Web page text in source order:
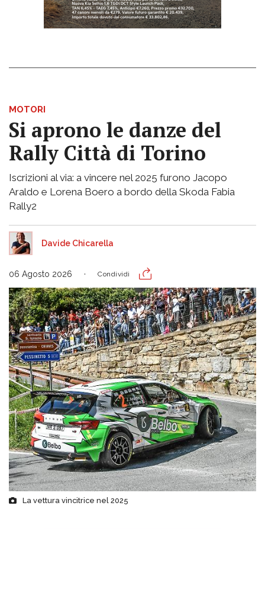
MOTORI
Si aprono le danze del
Rally Città di Torino
Iscrizioni al via: a vincere nel 2025 furono Jacopo
Araldo e Lorena Boero a bordo della Skoda Fabia
Rally2
Davide Chicarella
06 Agosto 2026 Condividi
La vettura vincitrice nel 2025